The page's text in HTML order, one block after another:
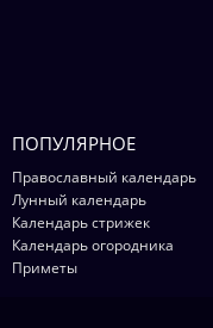
ПОПУЛЯРНОЕ
Православный календарь
Лунный календарь
Календарь стрижек
Календарь огородника
Приметы